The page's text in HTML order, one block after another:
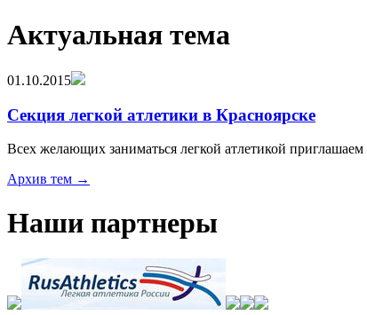
Актуальная тема
01.10.2015
Секция легкой атлетики в Красноярске
Всех желающих заниматься легкой атлетикой
Архив тем →
Наши партнеры